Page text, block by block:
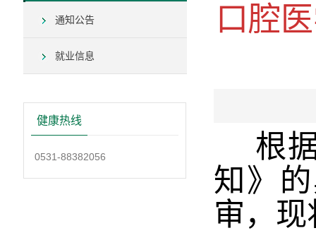
通知公告
就业信息
健康热线
0531-88382056
口腔
根
知》
审 ， 现